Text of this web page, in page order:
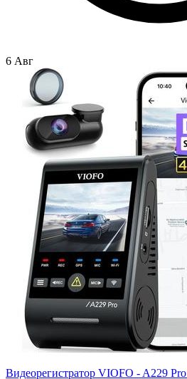
6 Авг
Видеорегистратор VIOFO - A229